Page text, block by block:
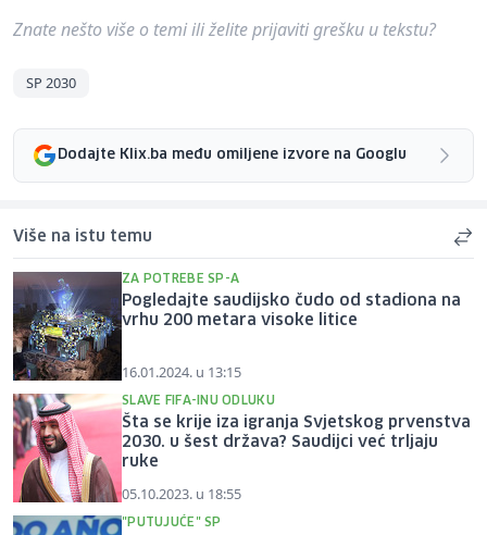
Znate nešto više o temi ili želite prijaviti grešku u tekstu?
SP 2030
Dodajte Klix.ba među omiljene izvore na Googlu
Više na istu temu
ZA POTREBE SP-A
Pogledajte saudijsko čudo od stadiona na
vrhu 200 metara visoke litice
16.01.2024. u 13:15
SLAVE FIFA-INU ODLUKU
Šta se krije iza igranja Svjetskog prvenstva
2030. u šest država? Saudijci već trljaju
ruke
05.10.2023. u 18:55
"PUTUJUĆE" SP